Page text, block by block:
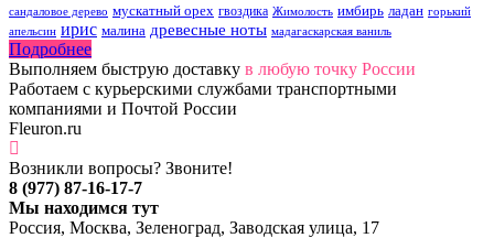
сандаловое дерево мускатный орех гвоздика Жимолость имбирь ладан горький
апельсин ирис малина древесные ноты мадагаскарская ваниль
Подробнее
Выполняем быструю доставку в любую точку России
Работаем с курьерскими службами транспортными
компаниями и Почтой России
Fleuron.ru
Возникли вопросы? Звоните!
8 (977) 87-16-17-7
Мы находимся тут
Россия, Москва, Зеленоград, Заводская улица, 17